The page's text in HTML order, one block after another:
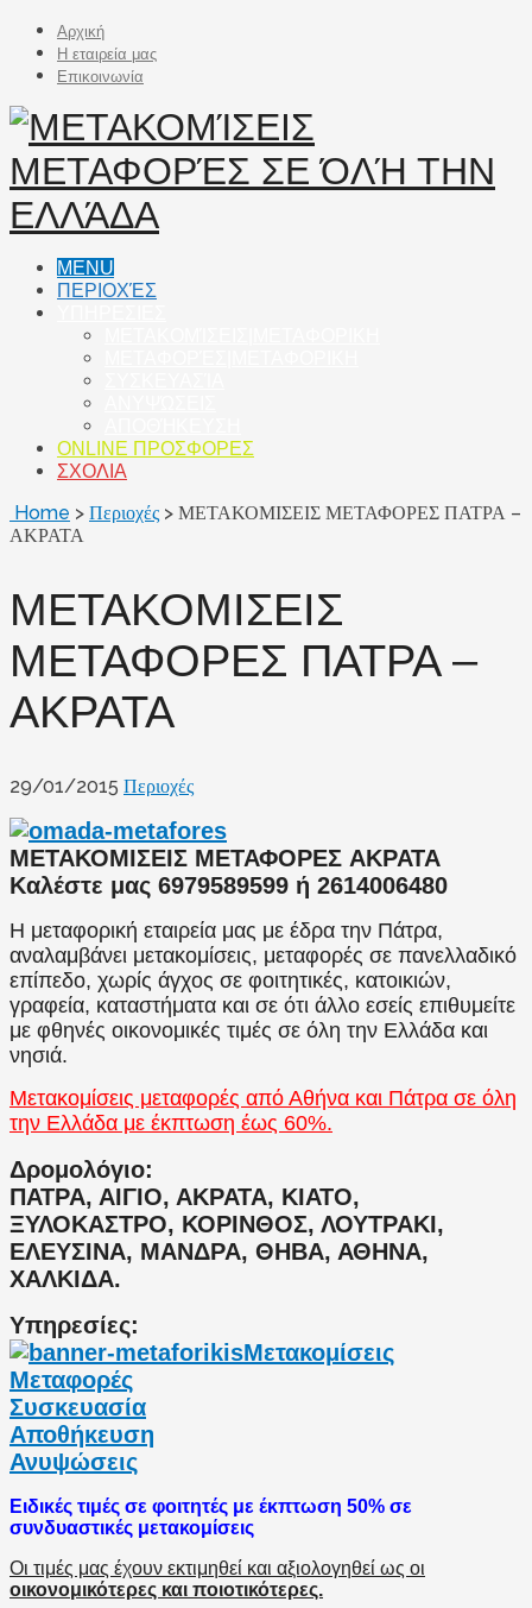
Αρχική
Η εταιρεία μας
Επικοινωνία
MENU
ΠΕΡΙΟΧΈΣ
ONLINE ΠΡΟΣΦΟΡΕΣ
ΣΧΟΛΙΑ
Home > Περιοχές > ΜΕΤΑΚΟΜΙΣΕΙΣ ΜΕΤΑΦΟΡΕΣ ΠΑΤΡΑ –
ΑΚΡΑΤΑ
ΜΕΤΑΚΟΜΙΣΕΙΣ
ΜΕΤΑΦΟΡΕΣ ΠΑΤΡΑ –
ΑΚΡΑΤΑ
29/01/2015 Περιοχές
ΜΕΤΑΚΟΜΙΣΕΙΣ ΜΕΤΑΦΟΡΕΣ ΑΚΡΑΤΑ
Καλέστε μας 6979589599 ή 2614006480
Η μεταφορική εταιρεία μας με έδρα την Πάτρα,
αναλαμβάνει μετακομίσεις, μεταφορές σε πανελλαδικό
επίπεδο, χωρίς άγχος σε φοιτητικές, κατοικιών,
γραφεία, καταστήματα και σε ότι άλλο εσείς επιθυμείτε
με φθηνές οικονομικές τιμές σε όλη την Ελλάδα και
νησιά.
Μετακομίσεις μεταφορές από Αθήνα και Πάτρα σε όλη
την Ελλάδα με έκπτωση έως 60%.
Δρομολόγιο:
ΠΑΤΡΑ, ΑΙΓΙΟ, ΑΚΡΑΤΑ, ΚΙΑΤΟ,
ΞΥΛΟΚΑΣΤΡΟ, ΚΟΡΙΝΘΟΣ, ΛΟΥΤΡΑΚΙ,
ΕΛΕΥΣΙΝΑ, ΜΑΝΔΡΑ, ΘΗΒΑ, ΑΘΗΝΑ,
ΧΑΛΚΙΔΑ.
Υπηρεσίες:
Μετακομίσεις
Μεταφορές
Συσκευασία
Αποθήκευση
Ανυψώσεις
Ειδικές τιμές σε φοιτητές με έκπτωση 50% σε
συνδυαστικές μετακομίσεις
Οι τιμές μας έχουν εκτιμηθεί και αξιολογηθεί ως οι
οικονομικότερες και ποιοτικότερες.